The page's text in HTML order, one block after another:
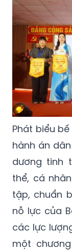
Phát biểu
hành án
dương tinh
thể, cá
tập, chuẩn
nỗ lực của
các lực
một